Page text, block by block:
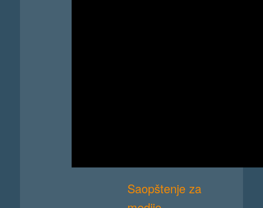
Saopštenje za